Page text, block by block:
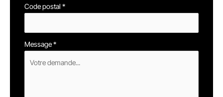
Code postal *
Message*